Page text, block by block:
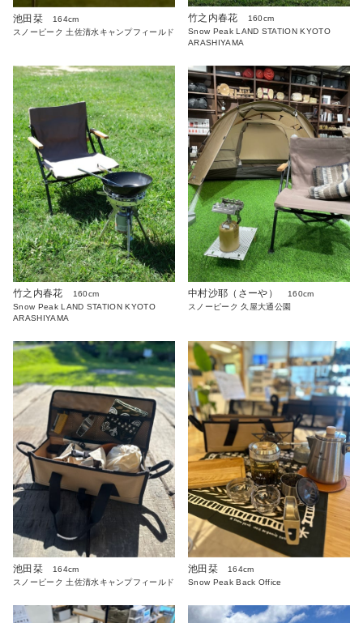
池田栞
164cm
スノーピーク 土佐清水キャンプフィールド
竹之内春花
160cm
Snow Peak LAND STATION KYOTO
ARASHIYAMA
竹之内春花
160cm
Snow Peak LAND STATION KYOTO
ARASHIYAMA
中村沙耶（さーや）
160cm
スノーピーク 久屋大通公園
池田栞
164cm
スノーピーク 土佐清水キャンプフィールド
池田栞
164cm
Snow Peak Back Office